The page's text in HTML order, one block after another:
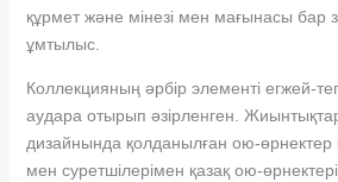
құрмет және мінезі мен мағынасы бар
ұмтылыс.
Коллекцияның әрбір элементі егжей-
аудара отырып әзірленген.
дизайнында қолданылған ою-өрнектер
мен суретшілерімен қазақ ою-